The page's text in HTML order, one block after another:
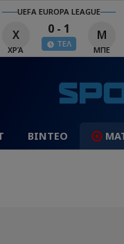
UEFA EUROPA LEAGUE
Χ
ΧΡΆ
0 - 1
ΤΕΛ
Μ
ΜΠΕ
ΒΙΝΤΕΟ